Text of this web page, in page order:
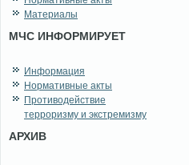
Материалы
МЧС ИНФОРМИРУЕТ
Информация
Нормативные акты
Противодействие
терроризму и экстремизму
АРХИВ